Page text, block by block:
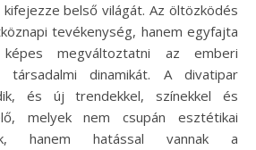
belső világát. Az öltözködés
tevékenység, hanem egyfajta
megváltoztatni az emberi
dinamikát. A divatipar
és új trendekkel, színekkel és
melyek nem csupán esztétikai
hanem hatással vannak a